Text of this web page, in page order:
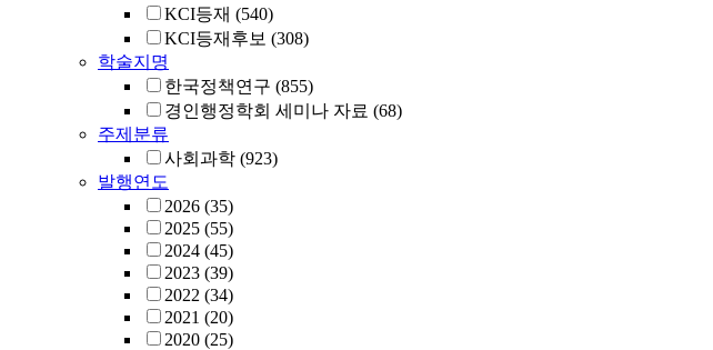
KCI등재 (540)
KCI등재후보 (308)
학술지명
한국정책연구 (855)
경인행정학회 세미나 자료 (68)
주제분류
사회과학 (923)
발행연도
2026 (35)
2025 (55)
2024 (45)
2023 (39)
2022 (34)
2021 (20)
2020 (25)